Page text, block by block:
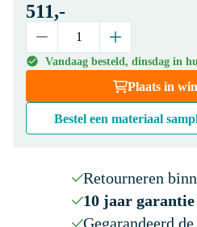
511,-
Vandaag besteld, dinsdag in
Plaats in
Bestel een materiaal
Retourneren
10 jaar garantie
Gegarandeerd de